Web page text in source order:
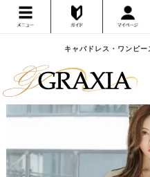
キャバドレス・ワンピ